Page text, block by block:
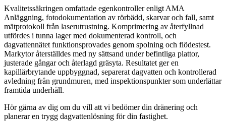
Kvalitetssäkringen omfattade egenkontroller enligt AMA
Anläggning, fotodokumentation av rörbädd, skarvar och fall, samt
mätprotokoll från laserutrustning. Komprimering av återfyllnad
utfördes i tunna lager med dokumenterad kontroll, och
dagvattennätet funktionsprovades genom spolning och flödestest.
Markytor återställdes med ny sättsand under befintliga plattor,
justerade gångar och återlagd gräsyta. Resultatet ger en
kapillärbrytande uppbyggnad, separerat dagvatten och kontrollerad
avledning från grundmuren, med inspektionspunkter som underlättar
framtida underhåll.
Hör gärna av dig om du vill att vi bedömer din dränering och
planerar en trygg dagvattenlösning för din fastighet.